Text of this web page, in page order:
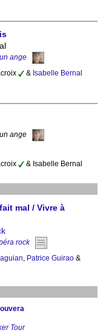
ange
& Isabelle Bernal
ange
& Isabelle Bernal
mal / Vivre à
rock
, Patrice Guirao &
Tour